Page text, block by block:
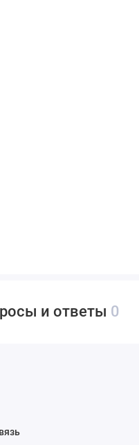
и ответы 0